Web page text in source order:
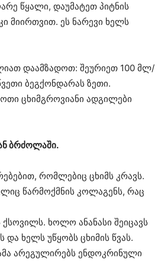
წყალი, დაუმატეთ პიტნის
მიირთვით. ეს ნარევი ხელს
დაამზადოთ: შეურიეთ 100 მლ/
ბეგქონდარას ზეთი.
ცხიმგროვიანი ადგილები
ბრძოლაში.
რომლებიც ცხიმს კრავს.
წარმოქმნის კოლაგენს, რაც
ხოლო ანანასი შეიცავს
ხელს უწყობს ცხიმის წვას.
არეგულირებს ენდოკრინული